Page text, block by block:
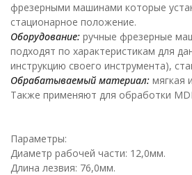
фрезерными машинами которые
стационарное положение.
Оборудование: ручные фрезерные
подходят по характеристикам для
инструкцию своего инструмента),
Обрабатываемый материал: мягкая
Также применяют для обработки
Параметры:
Диаметр рабочей части: 12,0мм.
Длина лезвия: 76,0мм.